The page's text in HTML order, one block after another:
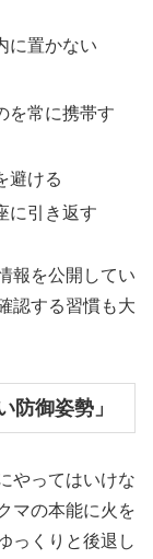
に置かない
を常に携帯す
避ける
に引き返す
報を公開してい
認する習慣も大
防御姿勢」
やってはいけな
マの本能に火を
っくりと後退し